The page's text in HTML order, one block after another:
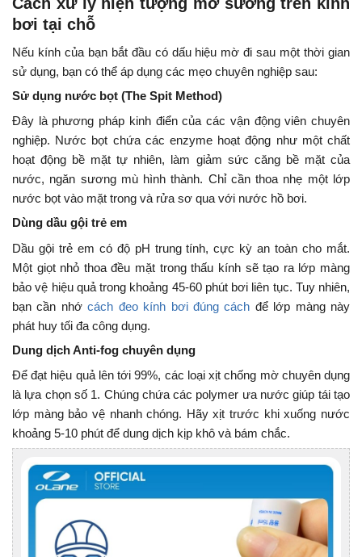
bơi tại chỗ
Nếu kính của bạn bắt đầu có dấu hiệu mờ đi sau một thời gian
sử dụng, bạn có thể áp dụng các mẹo chuyên nghiệp sau:
Sử dụng nước bọt (The Spit Method)
Đây là phương pháp kinh điển của các vận động viên chuyên
nghiệp. Nước bọt chứa các enzyme hoạt động như một chất
hoạt động bề mặt tự nhiên, làm giảm sức căng bề mặt của
nước, ngăn sương mù hình thành. Chỉ cần thoa nhẹ một lớp
nước bọt vào mặt trong và rửa sơ qua với nước hồ bơi.
Dùng dầu gội trẻ em
Dầu gội trẻ em có độ pH trung tính, cực kỳ an toàn cho mắt.
Một giọt nhỏ thoa đều mặt trong thấu kính sẽ tạo ra lớp màng
bảo vệ hiệu quả trong khoảng 45-60 phút bơi liên tục. Tuy nhiên,
bạn cần nhớcách đeo kính bơi đúng cách để lớp màng này
phát huy tối đa công dụng.
Dung dịch Anti-fog chuyên dụng
Để đạt hiệu quả lên tới 99%, các loại xịt chống mờ chuyên dụng
là lựa chọn số 1. Chúng chứa các polymer ưa nước giúp tái tạo
lớp màng bảo vệ nhanh chóng. Hãy xịt trước khi xuống nước
khoảng 5-10 phút để dung dịch kịp khô và bám chắc.